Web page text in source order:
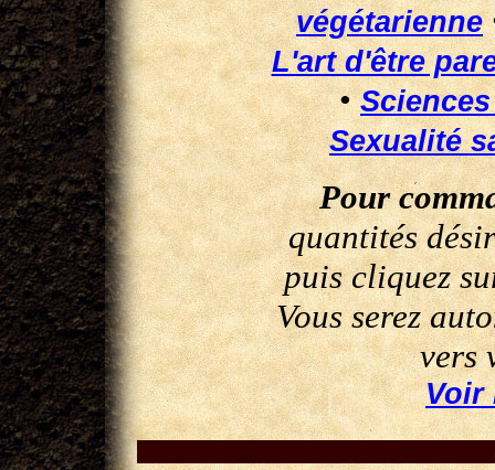
végétarienne
L'art d'être
•
Sexualité
Pour
quantités
puis cliquez
Vous serez
vers
Voir